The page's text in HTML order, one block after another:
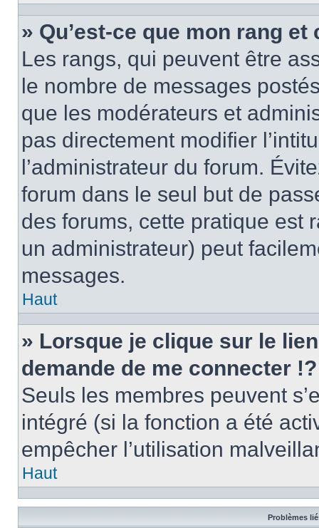
» Qu’est-ce que mon rang
Les rangs, qui peuvent être
le nombre de messages
que les modérateurs et
pas directement modifier
l’administrateur du forum.
forum dans le seul but de
des forums, cette pratique est
un administrateur) peut
messages.
Haut
» Lorsque je clique sur le
demande de me connecter !?
Seuls les membres peuvent
intégré (si la fonction a été
empêcher l’utilisation
Haut
Problèmes